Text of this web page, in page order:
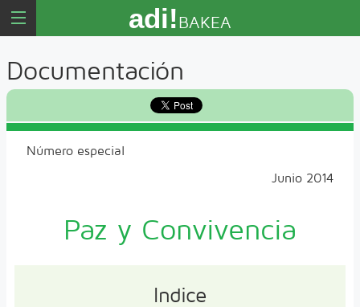
adi!BAKEA
Documentación
Número especial
Junio 2014
Paz y Convivencia
Indice